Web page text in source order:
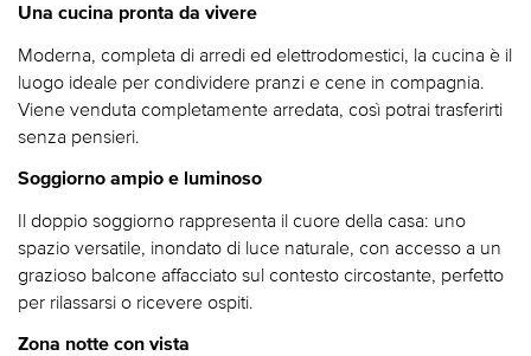
Una cucina pronta da vivere
Moderna, completa di arredi ed elettrodomestici, la cucina è il
luogo ideale per condividere pranzi e cene in compagnia.
Viene venduta completamente arredata, così potrai trasferirti
senza pensieri.
Soggiorno ampio e luminoso
Il doppio soggiorno rappresenta il cuore della casa: uno
spazio versatile, inondato di luce naturale, con accesso a un
grazioso balcone affacciato sul contesto circostante, perfetto
per rilassarsi o ricevere ospiti.
Zona notte con vista